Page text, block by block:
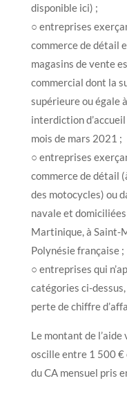
disponible ici) ;
○ entreprises
commerce de détail
magasins de vente
commercial dont la
supérieure ou égale
interdiction
mois de mars 2021 ;
○ entreprises
commerce de détail
des motocycles) ou
navale et
Martinique, à Saint-
Polynésie française ;
○ entreprises qui
catégories ci-
perte de chiffre
Le montant de
oscille entre 1 500 €
du CA mensuel pris